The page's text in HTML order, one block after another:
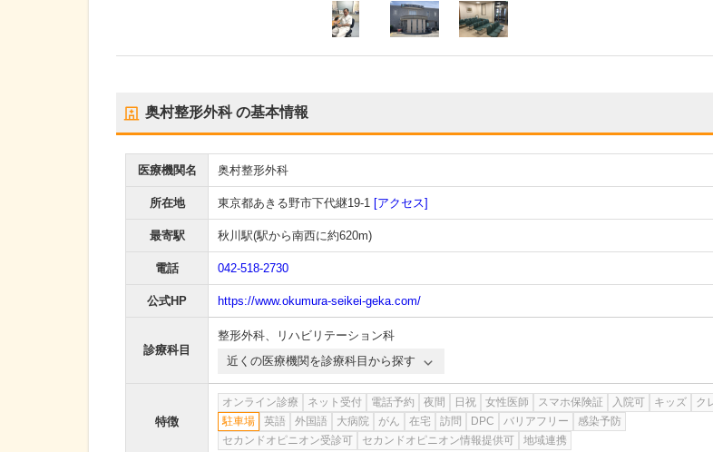
奥村整形外科の基本情報
医療機関名 奥村整形外科
所在地 東京都あきる野市下代継19-1 [アクセス]
最寄駅 秋川駅(駅から南西に約620m)
電話 042-518-2730
公式HP https://www.okumura-seikei-geka.com/
診療科目
整形外科、
リハビリテーション科
近くの医療機関を診療科目から探す
特徴
オンライン診療 ネット受付 電話予約 夜間 日祝 女性医師 スマホ保険証 入院可 キッズ
ク
駐車場
英語 外国語 大病院 がん 在宅 訪問 DPC バリアフリー
感染予防
セカンドオピニオン受診可
セカンドオピニオン情報提供可 地域連携